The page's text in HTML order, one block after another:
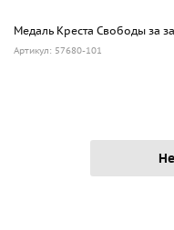
Медаль Креста Свободы за
Артикул: 57680-101